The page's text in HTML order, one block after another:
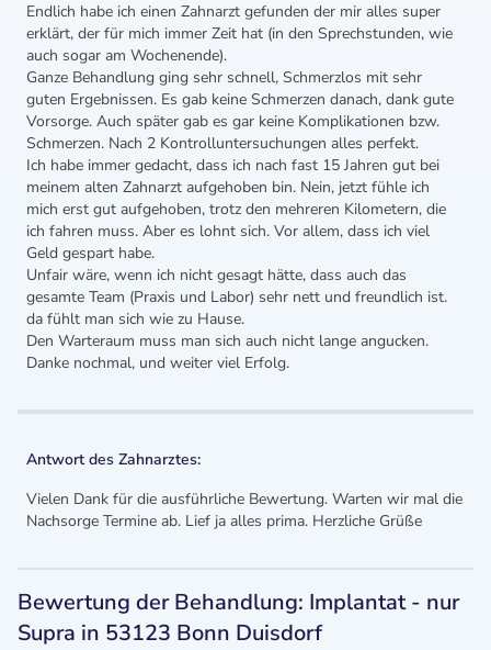
Endlich habe ich einen Zahnarzt gefunden der mir alles super
erklärt, der für mich immer Zeit hat (in den Sprechstunden, wie
auch sogar am Wochenende).
Ganze Behandlung ging sehr schnell, Schmerzlos mit sehr
guten Ergebnissen. Es gab keine Schmerzen danach, dank gute
Vorsorge. Auch später gab es gar keine Komplikationen bzw.
Schmerzen. Nach 2 Kontrolluntersuchungen alles perfekt.
Ich habe immer gedacht, dass ich nach fast 15 Jahren gut bei
meinem alten Zahnarzt aufgehoben bin. Nein, jetzt fühle ich
mich erst gut aufgehoben, trotz den mehreren Kilometern, die
ich fahren muss. Aber es lohnt sich. Vor allem, dass ich viel
Geld gespart habe.
Unfair wäre, wenn ich nicht gesagt hätte, dass auch das
gesamte Team (Praxis und Labor) sehr nett und freundlich ist.
da fühlt man sich wie zu Hause.
Den Warteraum muss man sich auch nicht lange angucken.
Danke nochmal, und weiter viel Erfolg.
Antwort des Zahnarztes:
Vielen Dank für die ausführliche Bewertung. Warten wir mal die
Nachsorge Termine ab. Lief ja alles prima. Herzliche Grüße
Bewertung der Behandlung: Implantat - nur
Supra in 53123 Bonn Duisdorf